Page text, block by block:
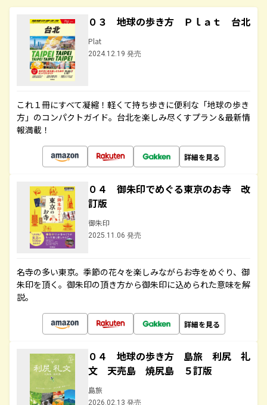
０３ 地球の歩き方 Ｐｌａｔ 台北
Plat
2024.12.19 発売
これ１冊にすべて凝縮！軽くて持ち歩きに便利な「地球の歩き
方」のコンパクトガイド。台北を楽しみ尽くすプラン＆最新情
報満載！
詳細を見る
０４ 御朱印でめぐる東京のお寺 改
訂版
御朱印
2025.11.06 発売
名寺の多い東京。季節の花々を楽しみながらお寺をめぐり、御
朱印を頂く。御朱印の頂き方から御朱印に込められた意味を解
説。
詳細を見る
０４ 地球の歩き方 島旅 利尻 礼
文 天売島 焼尻島 ５訂版
島旅
2026.02.13 発売